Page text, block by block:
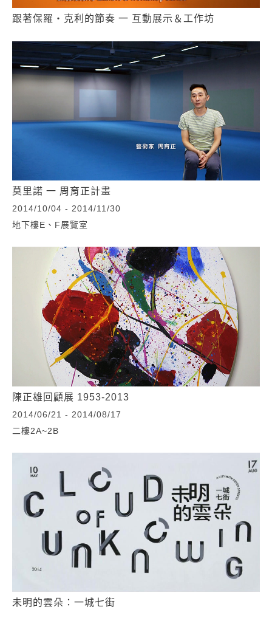
跟著保羅‧克利的節奏 一 互動展示＆工作坊
莫里諾 一 周育正計畫
2014/10/04 - 2014/11/30
地下樓E、F展覽室
陳正雄回顧展 1953-2013
2014/06/21 - 2014/08/17
二樓2A~2B
未明的雲朵：一城七街